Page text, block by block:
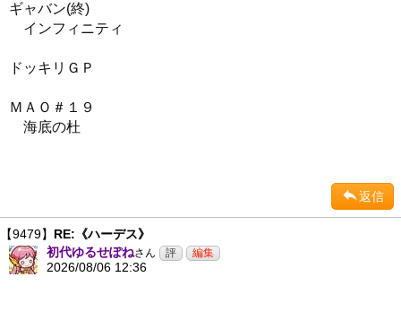
ギャバン(終)
インフィニティ
ドッキリＧＰ
ＭＡＯ＃１９
海底の杜
返信
【9479】 RE:《ハーデス》
初代ゆるせぽねさん
2026/08/06 12:36